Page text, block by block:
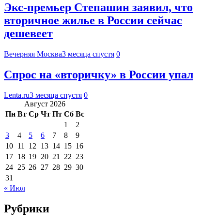
Экс-премьер Степашин заявил, что
вторичное жилье в России сейчас
дешевеет
Вечерняя Москва3 месяца спустя 0
Спрос на «вторичку» в России упал
Lenta.ru3 месяца спустя 0
Август 2026
Пн Вт Ср Чт Пт Сб Вс
1
2
3
4 5 6 7 8
9
10 11 12 13 14 15 16
17 18 19 20 21 22 23
24 25 26 27 28 29 30
31
« Июл
Рубрики